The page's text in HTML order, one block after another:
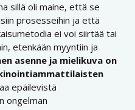
sillä oli maine, että se
prosesseihin ja että
ei voi siirtää tai
etenkään myyntiin ja
asenne ja mielikuva on
epäilevistä
ongelman